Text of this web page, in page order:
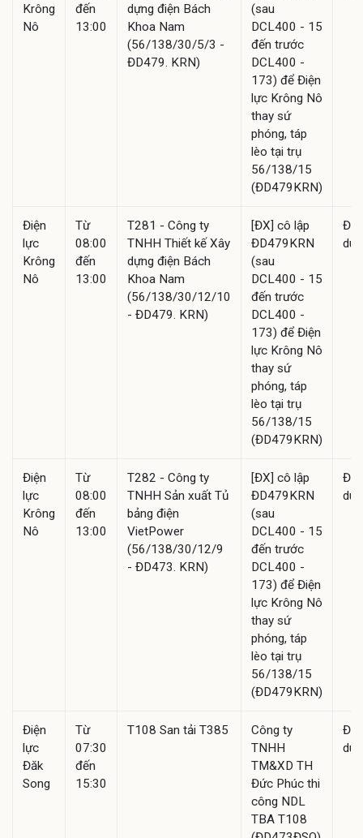
Krông
Nô
đến
13:00
dựng điện Bách
Khoa Nam
(56/138/30/5/3 -
ĐD479. KRN)
(sau
DCL400 - 15
đến trước
DCL400 -
173) để Điện
lực Krông Nô
thay sứ
phóng, táp
lèo tại trụ
56/138/15
(ĐD479KRN)
Điện
lực
Krông
Nô
Từ
08:00
đến
13:00
T281 - Công ty
TNHH Thiết kế Xây
dựng điện Bách
Khoa Nam
(56/138/30/12/10
- ĐD479. KRN)
[ĐX] cô lập
ĐD479KRN
(sau
DCL400 - 15
đến trước
DCL400 -
173) để Điện
lực Krông Nô
thay sứ
phóng, táp
lèo tại trụ
56/138/15
(ĐD479KRN)
Đã
Điện
lực
Krông
Nô
Từ
08:00
đến
13:00
T282 - Công ty
TNHH Sản xuất Tủ
bảng điện
VietPower
(56/138/30/12/9
- ĐD473. KRN)
[ĐX] cô lập
ĐD479KRN
(sau
DCL400 - 15
đến trước
DCL400 -
173) để Điện
lực Krông Nô
thay sứ
phóng, táp
lèo tại trụ
56/138/15
(ĐD479KRN)
Đã
Điện
lực
Đăk
Song
Từ
07:30
đến
15:30
T108 San tải T385
Công ty
TNHH
TM&XD TH
Đức Phúc thi
công NDL
TBA T108
Đã